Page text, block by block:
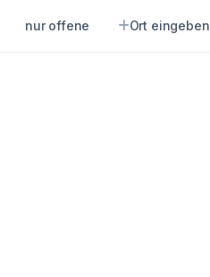
nur offene Ort eingeben